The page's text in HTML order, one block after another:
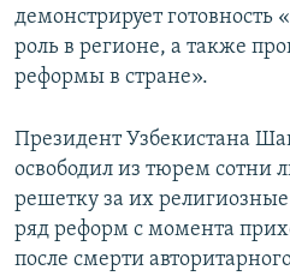
демонстрирует готовность
роль в регионе, а также
реформы в стране».
Президент Узбекистана
освободил из тюрем сотни
решетку за их
ряд реформ с момента
после смерти